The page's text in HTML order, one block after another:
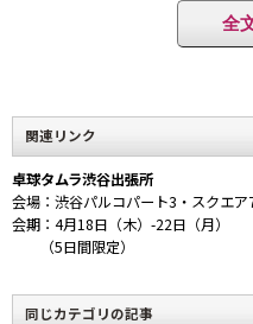
用するなど、卓球界ではあ
と、ご愛嬌もあり・・・。
とにかく、映画の完成を記
ラ」の渋谷出張所が、5日間
懐かしい雰囲気ただよう室内
円で、実際に“274cmを飛び
リーム・スポーツ！！”を体験
夏の公開を待って頂きたい。
全
関連リンク
卓球タムラ渋谷出張所
会場：渋谷パルコパート3・スクエア
会期：4月18日（木）-22日（月）
（5日間限定）
同じカテゴリの記事